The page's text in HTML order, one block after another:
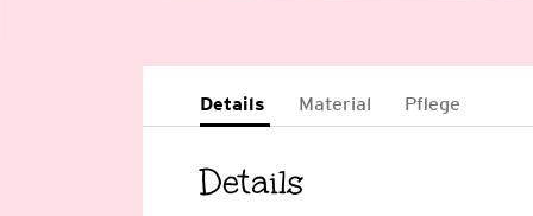
Details Material Pflege
Details